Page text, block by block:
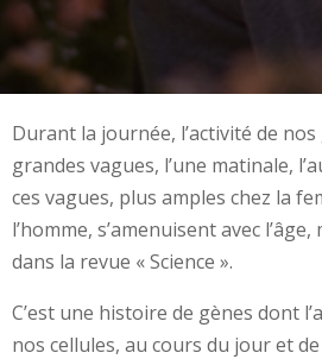
Durant la journée, l’activité de
grandes vagues, l’une matinale,
ces vagues, plus amples chez la
l’homme, s’amenuisent avec
dans la revue « Science ».
C’est une histoire de gènes dont
nos cellules, au cours du jour et